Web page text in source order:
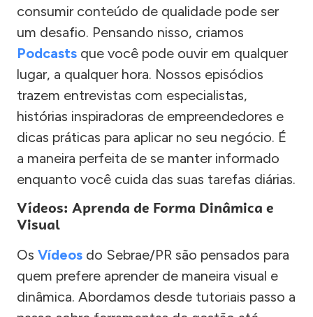
consumir conteúdo de qualidade pode ser
um desafio. Pensando nisso, criamos
Podcasts que você pode ouvir em qualquer
lugar, a qualquer hora. Nossos episódios
trazem entrevistas com especialistas,
histórias inspiradoras de empreendedores e
dicas práticas para aplicar no seu negócio. É
a maneira perfeita de se manter informado
enquanto você cuida das suas tarefas diárias.
Vídeos: Aprenda de Forma Dinâmica e
Visual
Os Vídeos do Sebrae/PR são pensados para
quem prefere aprender de maneira visual e
dinâmica. Abordamos desde tutoriais passo a